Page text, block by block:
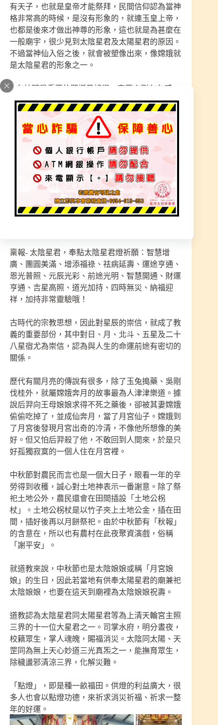
有天子，也就是皇帝才能祭拜，民間信仰認為當神
格非常高的時候，是沒有形象的，就連玉皇上帝，
也都是後來才做出神尊的形象，這也就是為甚麼在
一般廟宇，很少見到太陰星君及太陽星君的原因。
不過當神仙入俗之後，就會被塑像出來，像嫦娥就
是太陰星君的形象之一。
~ 在神明最重要的聖誕日記得一定要來刷存在感 ~
供燈名單，稟報加持供燈，稟報-太陰星君，賜福
萬事吉祥
一盞寶燈–增添福祿.道光賜福.祛病延壽.長壽健康-
每位緣金 250元
｛以上限量250盞，奉點完不在受理，把握機會｝
※報名者 : 姓名，國曆/農曆-出生年月日、每位可
多點幾盞，為家人、朋友、親戚報名，也可以用公
稟報- 太陰星君，奉點太陰星君燈祈願：智慧增
廣、團圓美滿、增添福祿、祛病延壽、運途亨通、
恩光普照、元辰光彩、前途光明、智慧開通、財運
亨通、吉星高照、道光加持、四時無災、納福迎
祥，加持非常靈驗哦！
古時代的宗教思想，因此對星辰的崇信，就成了教
義的重要部份，其中對日、月、北斗、五星及二十
八星宿尤為崇信，認為與人生的命運前途有密切的
關係。
歷代有關月亮的傳說有很多，除了玉兔搗藥、吳剛
伐桂外，就屬嫦娥奔月的故事最為人津津樂道。據
說后羿向王母娘娘求得不死之藥後，卻被其妻嫦娥
偷偷吃掉了，並成仙奔月，當了月宮仙子。嫦娥到
了月宮後發現月宮出奇的冷清，不像他所想像的美
好。但又怕后羿殺了他，不敢回到人間來，於是只
好孤獨寂寞的一個人住在月宮裡。
中秋節對農民而言也是一個大日子，眼看一年的辛
勞得到收穫，誠心對土地神表示一番謝意。除了祭
祀土地公外，農民還會在田間插設「土地公柺
杖」。土地公柺杖是以竹子夾上土地公金，插在田
間，插好後再以月餅祭祀。由於中秋節有「秋報」
的含意在，所以也有農村在此夜聚資演戲，俗稱
「謝平安」。
就道教來說，中秋節也是太陰娘娘或稱「月宮娘
娘」的生日，因此若當地有供奉太陽星君的廟兼祀
太陰娘娘，也要在這天到廟裡為太陰娘娘祝壽。
道教認為太陰星君同太陽星君等為上清天輪宮主照
三界的十一位大星君之一。司掌水府，明分晝夜，
校籍眾生，掌人魂魄，賜福消災。太陰同太陽、天
罡同為無上天心妙道三光真炁之一，能撫育眾生，
除穢盪邪清涼三界，化解災難。
「點燈」，即是種一畝福田。供燈的利益廣大，很
多人也會以點燈功德，來祈求消災祈福、祈求一整
年的好運。